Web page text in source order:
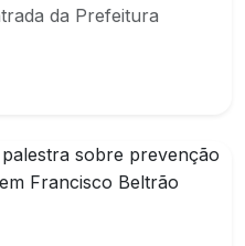
da Prefeitura